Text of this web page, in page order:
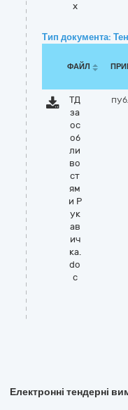
x
Тип документа:
ФАЙЛ
ТД
за
ос
об
ли
во
ст
ям
и Р
ук
ав
ич
ка.
do
c
Електронні тендерні